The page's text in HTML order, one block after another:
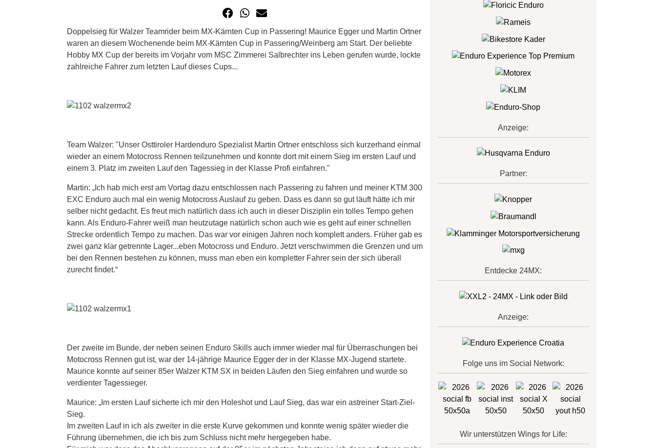
Doppelsieg für Walzer Teamrider beim MX-Kärnten Cup in Passering! Maurice Egger und Martin Ortner
waren an diesem Wochenende beim MX-Kärnten Cup in Passering/Weinberg am Start. Der beliebte
Hobby MX Cup der bereits im Vorjahr vom MSC Zimmerei Salbrechter ins Leben gerufen wurde, lockte
zahlreiche Fahrer zum letzten Lauf dieses Cups...
Team Walzer: "Unser Osttiroler Hardenduro Spezialist Martin Ortner entschloss sich kurzerhand einmal
wieder an einem Motocross Rennen teilzunehmen und konnte dort mit einem Sieg im ersten Lauf und
einem 3. Platz im zweiten Lauf den Tagessieg in der Klasse Profi einfahren."
Martin: „Ich hab mich erst am Vortag dazu entschlossen nach Passering zu fahren und meiner KTM 300
EXC Enduro auch mal ein wenig Motocross Auslauf zu geben. Dass es dann so gut läuft hätte ich mir
selber nicht gedacht. Es freut mich natürlich dass ich auch in dieser Disziplin ein tolles Tempo gehen
kann. Als Enduro-Fahrer weiß man heutzutage natürlich schon auch wie es geht auf einer schnellen
Strecke ordentlich Tempo zu machen. Das war vor einigen Jahren noch komplett anders. Früher gab es
zwei ganz klar getrennte Lager...eben Motocross und Enduro. Jetzt verschwimmen die Grenzen und um
bei den Rennen bestehen zu können, muss man eben ein kompletter Fahrer sein der sich überall
zurecht findet.“
Der zweite im Bunde, der neben seinen Enduro Skills auch immer wieder mal für Überraschungen bei
Motocross Rennen gut ist, war der 14-jährige Maurice Egger der in der Klasse MX-Jugend startete.
Maurice konnte auf seiner 85er Walzer KTM SX in beiden Läufen den Sieg einfahren und wurde so
verdienter Tagessieger.
Maurice: „Im ersten Lauf sicherte ich mir den Holeshot und Lauf Sieg, das war ein astreiner Start-Ziel-
Sieg.
Im zweiten Lauf in ich als zweiter in die erste Kurve gekommen und konnte wenig später wieder die
Führung übernehmen, die ich bis zum Schluss nicht mehr hergegeben habe.
Anzeige:
Partner:
Entdecke 24MX:
Anzeige:
Folge uns im Social Network:
Wir unterstützen Wings for Life: